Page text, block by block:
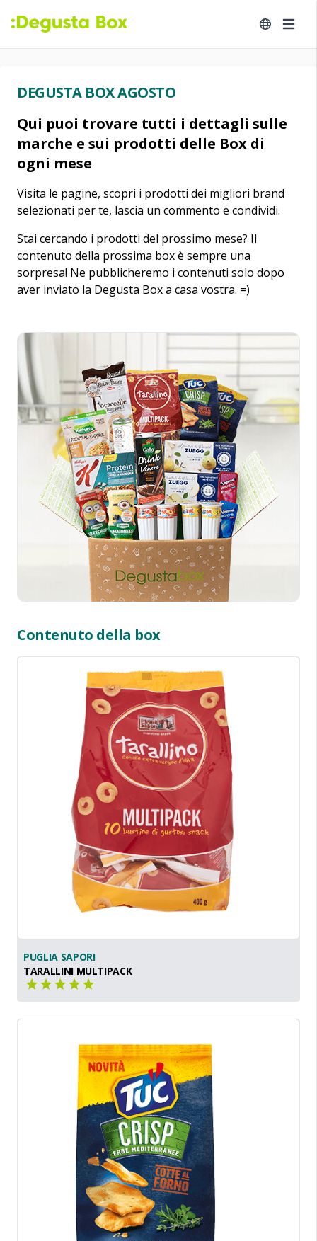
DEGUSTA BOX AGOSTO
Qui puoi trovare tutti i dettagli sulle
marche e sui prodotti delle Box di
ogni mese
Visita le pagine, scopri i prodotti dei migliori brand
selezionati per te, lascia un commento e condividi.
Stai cercando i prodotti del prossimo mese? Il
contenuto della prossima box è sempre una
sorpresa! Ne pubblicheremo i contenuti solo dopo
aver inviato la Degusta Box a casa vostra. =)
Contenuto della box
PUGLIA SAPORI
TARALLINI MULTIPACK